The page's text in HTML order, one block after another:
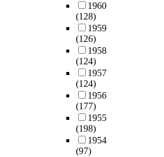
1960
(128)
1959
(126)
1958
(124)
1957
(124)
1956
(177)
1955
(198)
1954
(97)